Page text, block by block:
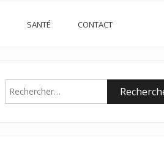
SANTÉ CONTACT
Rechercher :